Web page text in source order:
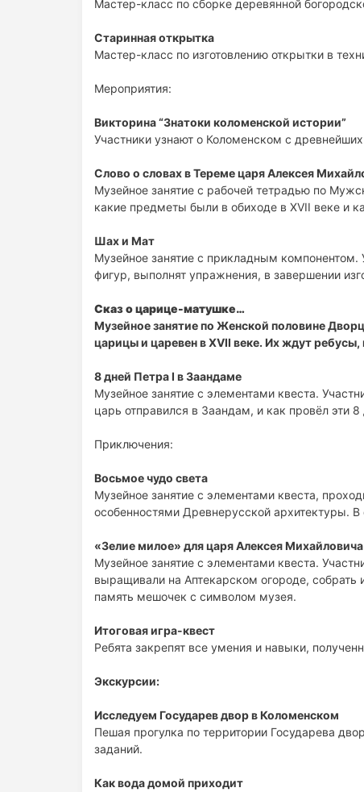
Мастер-класс по сборке деревянной
Старинная открытка
Мастер-класс по изготовлению открытки в
Мероприятия:
Викторина “Знатоки коломенской истории”
Участники узнают о Коломенском с
Слово о словах в Тереме царя Алексея
Музейное занятие с рабочей тетрадью по
какие предметы были в обиходе в XVII веке и
Шах и Мат
Музейное занятие с прикладным компонентом.
фигур, выполнят упражнения, в завершении
Сказ о царице-матушке…
Музейное занятие по Женской половине
царицы и царевен в XVII веке. Их ждут ребусы,
8 дней Петра I в Заандаме
Музейное занятие с элементами квеста.
царь отправился в Заандам, и как провёл эти 8
Приключения:
Восьмое чудо света
Музейное занятие с элементами квеста,
особенностями Древнерусской архитектуры.
«Зелие милое» для царя Алексея Михайловича
Музейное занятие с элементами квеста.
выращивали на Аптекарском огороде, собрать
память мешочек с символом музея.
Итоговая игра-квест
Ребята закрепят все умения и навыки,
Экскурсии:
Исследуем Государев двор в Коломенском
Пешая прогулка по территории Государева
заданий.
Как вода домой приходит